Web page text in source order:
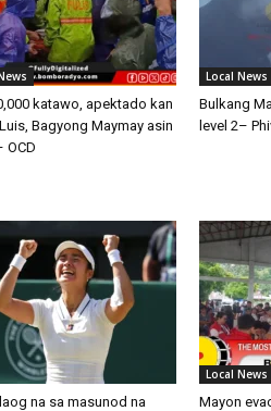
katawo, apektado kan
Bagyong Maymay asin
OCD
Local News
Bulkang
level 2–
na sa masunod na
Local News
Mayon